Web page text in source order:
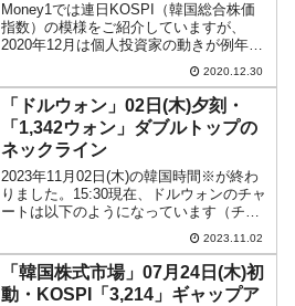
Money1では連日KOSPI（韓国総合株価
指数）の模様をご紹介していますが、
2020年12月は個人投資家の動きが例年と
異なっています。普通なら、12月は個人
投資家にとって「売り越し」の月なので
す。以下をご覧ください。2016年12月：
「1...
2020.12.30
「ドルウォン」02日(木)夕刻・
「1,342ウォン」ダブルトップの
ネックライン
2023年11月02日(木)の韓国時間※が終わ
りました。15:30現在、ドルウォンのチャ
ートは以下のようになっています（チャ
ートは『Investing.com』より引用）。ダ
ブルトップのネックラインを巡る戦いに
なっています。現在のところ「1...
2023.11.02
「韓国株式市場」07月24日(木)初
動・KOSPI「3,214」ギャップア